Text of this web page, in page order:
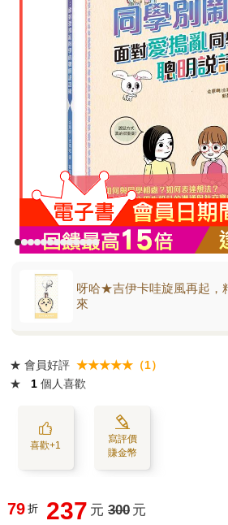
呀哈★吉伊卡哇旋風再起，
來
★ 會員好評 ★★★★★（1）
★
1 個人喜歡
喜歡+1
寫評價
賺金幣
79 折 237 元 300 元